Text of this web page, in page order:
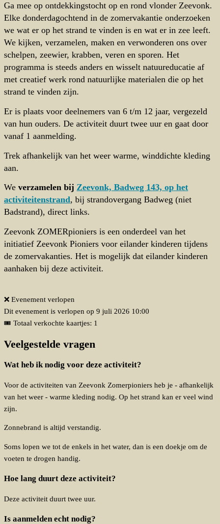
Ga mee op ontdekkingstocht op en rond vlonder Zeevonk.
Elke donderdagochtend in de zomervakantie onderzoeken
we wat er op het strand te vinden is en wat er in zee leeft.
We kijken, verzamelen, maken en verwonderen ons over
schelpen, zeewier, krabben, veren en sporen. Het
programma is steeds anders en wisselt natuureducatie af
met creatief werk rond natuurlijke materialen die op het
strand te vinden zijn.
Er is plaats voor deelnemers van 6 t/m 12 jaar, vergezeld
van hun ouders. De activiteit duurt twee uur en gaat door
vanaf 1 aanmelding.
Trek afhankelijk van het weer warme, winddichte kleding
aan.
We verzamelen bij Zeevonk, Badweg 143, op het
activiteitenstrand, bij strandovergang Badweg (niet
Badstrand), direct links.
Zeevonk ZOMERpioniers is een onderdeel van het
initiatief Zeevonk Pioniers voor eilander kinderen tijdens
de zomervakanties. Het is mogelijk dat eilander kinderen
aanhaken bij deze activiteit.
❌ Evenement verlopen
Dit evenement is verlopen op 9 juli 2026 10:00
🎟 Totaal verkochte kaartjes: 1
Veelgestelde vragen
Wat heb ik nodig voor deze activiteit?
Voor de activiteiten van Zeevonk Zomerpioniers heb je - afhankelijk
van het weer - warme kleding nodig. Op het strand kan er veel wind
zijn.
Zonnebrand is altijd verstandig.
Soms lopen we tot de enkels in het water, dan is een doekje om de
voeten te drogen handig.
Hoe lang duurt deze activiteit?
Deze activiteit duurt twee uur.
Is aanmelden echt nodig?